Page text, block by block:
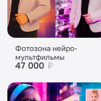
Фотозона нейро-
мультфильмы
47 000 ₽